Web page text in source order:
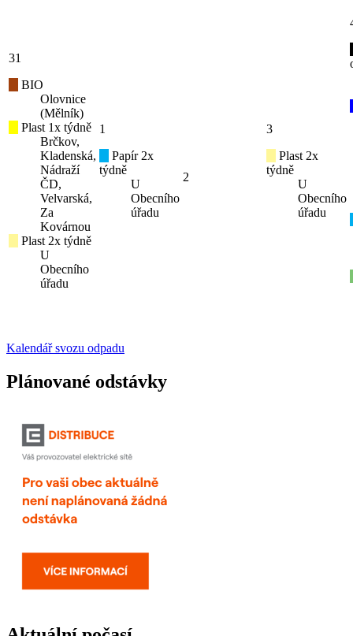
31
BIO
Olovnice
(Mělník)
Plast 1x týdně
Brčkov,
Kladenská,
Nádraží
ČD,
Velvarská,
Za
Kovárnou
Plast 2x týdně
U
Obecního
úřadu
1
Papír 2x
týdně
U
Obecního
úřadu
2
3
Plast 2x
týdně
U
Obecního
úřadu
Kalendář svozu odpadu
Plánované odstávky